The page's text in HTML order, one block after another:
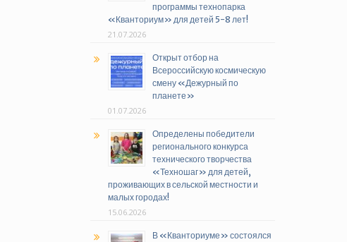
программы технопарка
«Кванториум» для детей 5-8 лет!
21.07.2026
Открыт отбор на
Всероссийскую космическую
смену «Дежурный по
планете»
01.07.2026
Определены победители
регионального конкурса
технического творчества
«Техношаг» для детей,
проживающих в сельской местности и
малых городах!
15.06.2026
В «Кванториуме» состоялся